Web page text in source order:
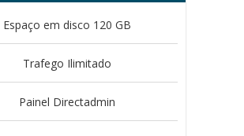
Espaço em disco 120 GB
Trafego Ilimitado
Painel Directadmin